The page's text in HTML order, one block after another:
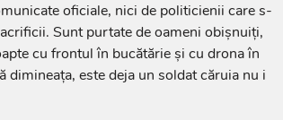
oficiale, nici de politicienii care s-
Sunt purtate de oameni obișnuiți,
cu frontul în bucătărie și cu drona în
este deja un soldat căruia nu i